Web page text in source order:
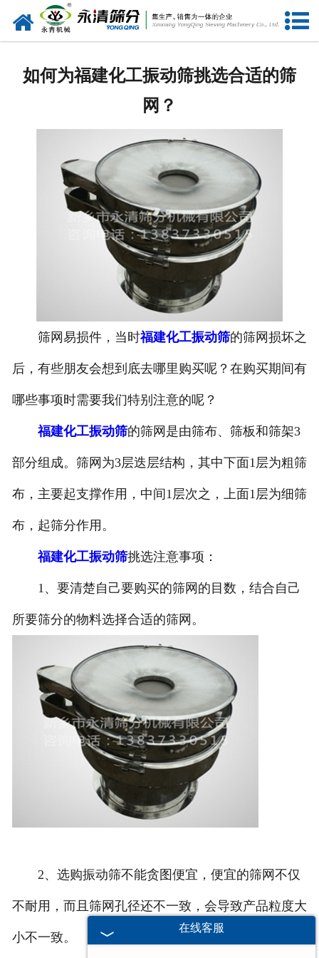
网站首页
产品中心
资质荣誉
服务准则
视频中心
联系我们
如何为福建化工振动筛挑选合适的筛
网？
筛网易损件，当时福建化工振动筛的筛网损坏之
后，有些朋友会想到底去哪里购买呢？在购买期间有
哪些事项时需要我们特别注意的呢？
福建化工振动筛的筛网是由筛布、筛板和筛架3
部分组成。筛网为3层迭层结构，其中下面1层为粗筛
布，主要起支撑作用，中间1层次之，上面1层为细筛
布，起筛分作用。
福建化工振动筛挑选注意事项：
1、要清楚自己要购买的筛网的目数，结合自己
所要筛分的物料选择合适的筛网。
2、选购振动筛不能贪图便宜，便宜的筛网不仅
不耐用，而且筛网孔径还不一致，会导致产品粒度大
小不一致。
在线客服